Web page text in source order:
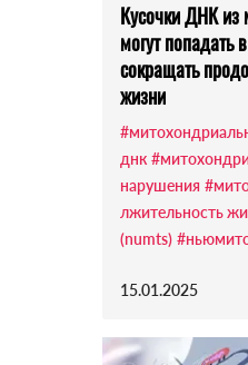
Кусочки ДНК из
могут попадать
сокращать
жизни
днк
нарушения
лжительность
(numts)
15.01.2025